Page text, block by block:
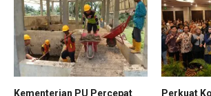
Kementerian PU Percepat
Perkuat